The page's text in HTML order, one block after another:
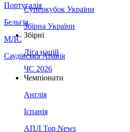
Португалія
Бельгія
МЛС
Саудівська Аравія
Суперкубок України
Збірна України
Збірні
Ліга націй
ЧС 2026
Чемпіонати
Англія
Іспанія
АПЛ Top News